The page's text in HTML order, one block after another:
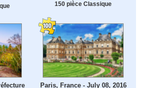
150 pièce Classique
Paris, France - July 08, 2016